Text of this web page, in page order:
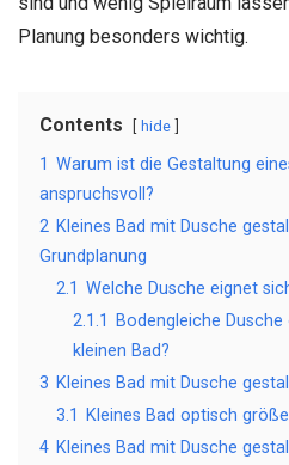
Planung besonders wichtig.
Contents hide
1 Warum ist die Gestaltung
anspruchsvoll?
2 Kleines Bad mit Dusche
Grundplanung
2.1 Welche Dusche eignet
2.1.1
Bodengleiche
kleinen Bad?
3 Kleines Bad mit Dusche
3.1
Kleines Bad optisch
4 Kleines Bad mit Dusche